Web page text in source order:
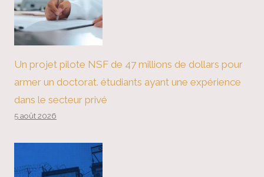
Un projet pilote NSF de 47 millions de dollars pour
armer un doctorat. étudiants ayant une expérience
dans le secteur privé
5 août 2026